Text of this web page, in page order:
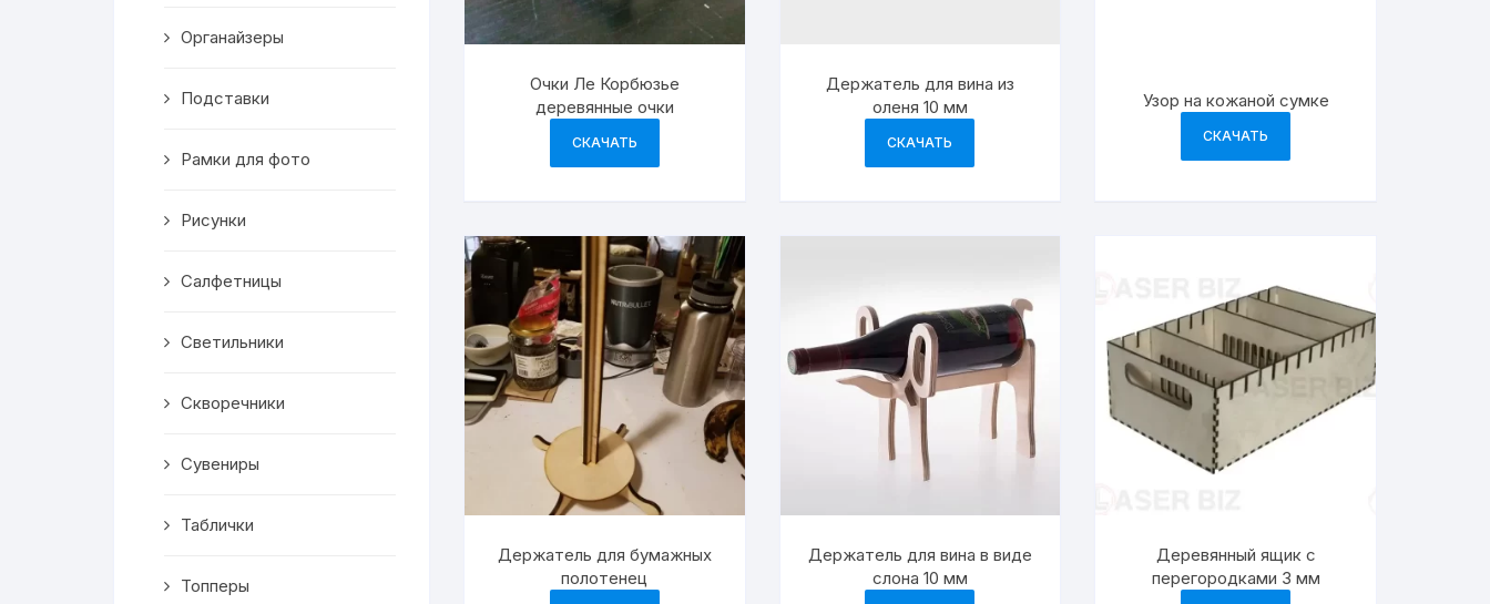
Скворечники
Кормушки
Линейки
Рисунки
Чай
Очки Ле Корбюзье
деревянные очки
СКАЧАТЬ
Держатель для вина из
оленя 10 мм
СКАЧАТЬ
Узор на кожаной сумке
СКАЧАТЬ
Держатель для бумажных
полотенец
Держатель для вина в виде
слона 10 мм
Деревянный ящик с
перегородками 3 мм
Органайзеры
Подставки
Рамки для фото
Рисунки
Салфетницы
Светильники
Скворечники
Сувениры
Таблички
Топперы